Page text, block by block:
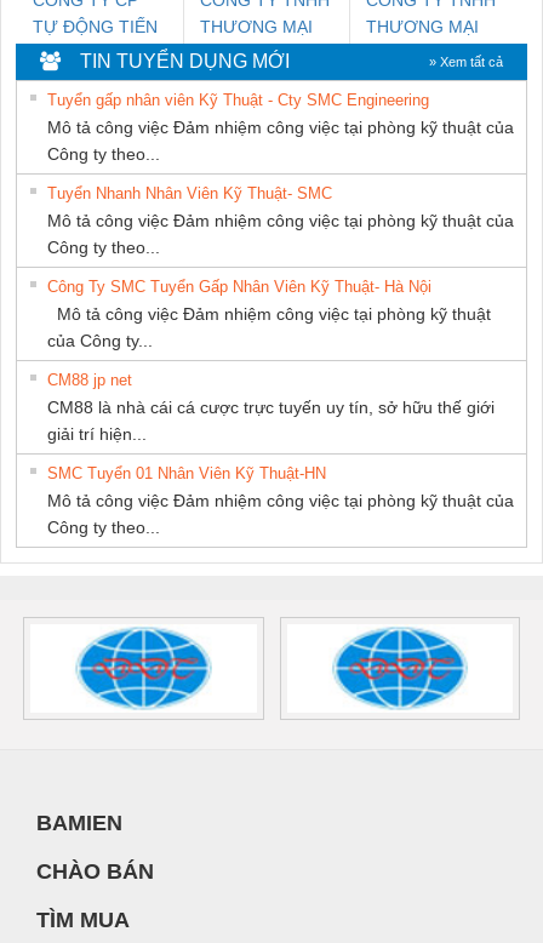
TỰ ĐỘNG TIẾN
HƯNG
THƯƠNG MẠI
DỊCH VỤ KỸ
THUẬT ĐIỆN CƠ
GIA HƯNG
PHÁT
THƯƠNG MẠI
THIÊN ÂN VIỆT
NAM
TIN TUYỂN DỤNG MỚI » Xem tất cả
Tuyển gấp nhân viên Kỹ Thuật - Cty SMC Engineering
Mô tả công việc Đảm nhiệm công việc tại phòng kỹ thuật của
Công ty theo...
Tuyển Nhanh Nhân Viên Kỹ Thuật- SMC
Mô tả công việc Đảm nhiệm công việc tại phòng kỹ thuật của
Công ty theo...
Công Ty SMC Tuyển Gấp Nhân Viên Kỹ Thuật- Hà Nội
Mô tả công việc Đảm nhiệm công việc tại phòng kỹ thuật
của Công ty...
CM88 jp net
CM88 là nhà cái cá cược trực tuyến uy tín, sở hữu thế giới
giải trí hiện...
SMC Tuyển 01 Nhân Viên Kỹ Thuật-HN
Mô tả công việc Đảm nhiệm công việc tại phòng kỹ thuật của
Công ty theo...
BAMIEN
CHÀO BÁN
TÌM MUA